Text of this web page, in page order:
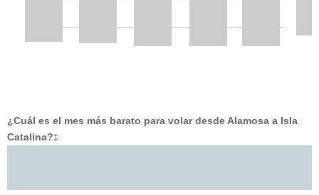
¿Cuál es el mes más barato para volar desde Alamosa a Isla
Catalina?‡